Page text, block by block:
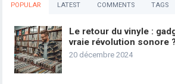
POPULAR LATEST COMMENTS TAGS
Le retour du vinyle :
vraie révolution sonore ?
20 décembre 2024